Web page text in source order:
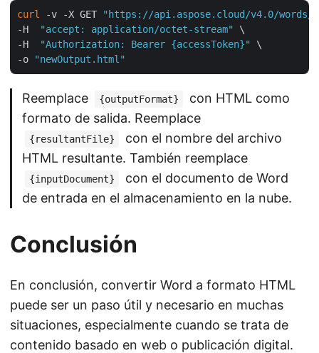
curl -v -X GET
"https://api.aspose.cloud/v4.0/words/
-H
"accept: application/octet-stream"
\
-H
"Authorization: Bearer {accessToken}"
\
-o
"newOutput.html"
Reemplace {outputFormat}
con HTML como
formato de salida. Reemplace
{resultantFile}
con el nombre del archivo
HTML resultante. También reemplace
{inputDocument}
con el documento de Word
de entrada en el almacenamiento en la nube.
Conclusión
En conclusión, convertir Word a formato HTML
puede ser un paso útil y necesario en muchas
situaciones, especialmente cuando se trata de
contenido basado en web o publicación digital.